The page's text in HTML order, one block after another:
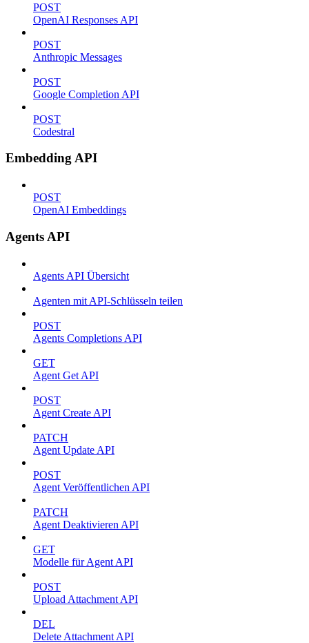
POST
OpenAI Responses API
POST
Anthropic Messages
POST
Google Completion API
POST
Codestral
Embedding API
POST
OpenAI Embeddings
Agents API
Agents API Übersicht
Agenten mit API-Schlüsseln teilen
POST
Agents Completions API
GET
Agent Get API
POST
Agent Create API
PATCH
Agent Update API
POST
Agent Veröffentlichen API
PATCH
Agent Deaktivieren API
GET
Modelle für Agent API
POST
Upload Attachment API
DEL
Delete Attachment API